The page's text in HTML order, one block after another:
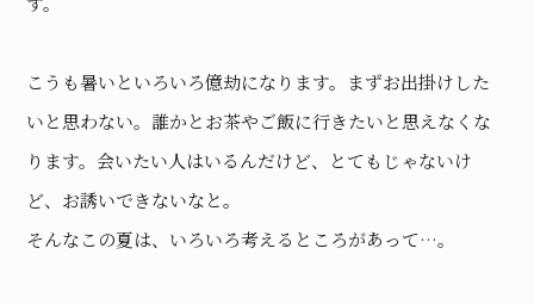
こうも暑いといろいろ億劫になります。まずお出掛けした
いと思わない。誰かとお茶やご飯に行きたいと思えなくな
ります。会いたい人はいるんだけど、とてもじゃないけ
ど、お誘いできないなと。
そんなこの夏は、いろいろ考えるところがあって…。